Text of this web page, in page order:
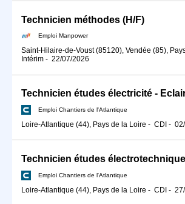
Technicien méthodes (H/F)
Emploi Manpower
Saint-Hilaire-de-Voust (85120), Vendée (85),
Intérim - 22/07/2026
Emploi Chantiers de l'Atlantique
Loire-Atlantique (44), Pays de la Loire - CDI -
Technicien études
Emploi Chantiers de l'Atlantique
Loire-Atlantique (44), Pays de la Loire - CDI -